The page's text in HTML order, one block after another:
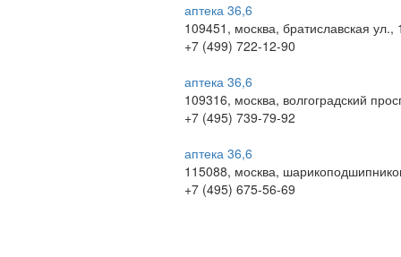
аптека 36,6
109451, москва, братиславская ул.,
+7 (499) 722-12-90
аптека 36,6
109316, москва, волгоградский
+7 (495) 739-79-92
аптека 36,6
115088, москва,
+7 (495) 675-56-69